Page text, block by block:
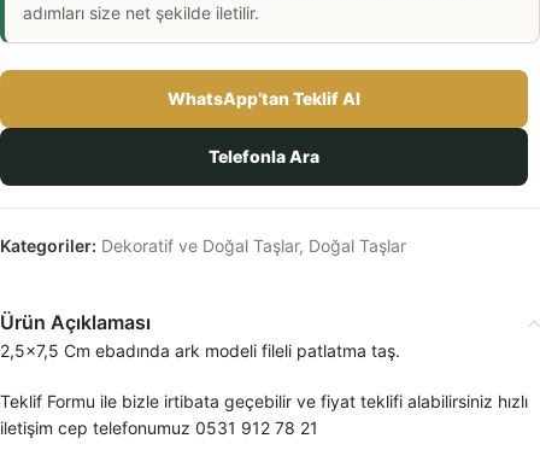
adımları size net şekilde iletilir.
WhatsApp’tan Teklif Al
Telefonla Ara
Kategoriler: Dekoratif ve Doğal Taşlar, Doğal Taşlar
Ürün Açıklaması
2,5×7,5 Cm ebadında ark modeli fileli patlatma taş.
Teklif Formu ile bizle irtibata geçebilir ve fiyat teklifi alabilirsiniz hızlı
iletişim cep telefonumuz 0531 912 78 21